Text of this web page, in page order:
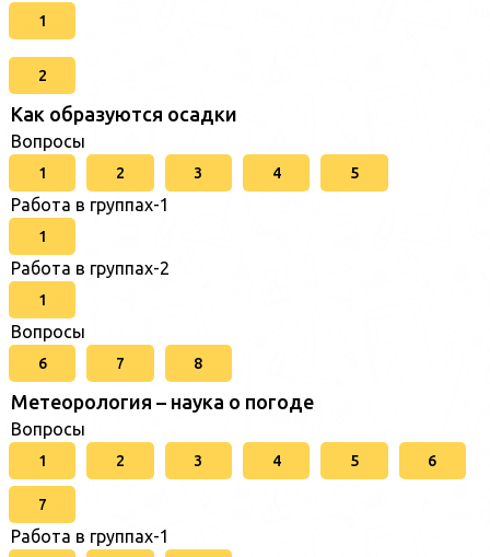
1
2
Как образуются осадки
Вопросы
1 2 3 4 5
Работа в группах-1
1
Работа в группах-2
1
Вопросы
6 7 8
Метеорология – наука о погоде
Вопросы
1 2 3 4 5 6
7
Работа в группах-1